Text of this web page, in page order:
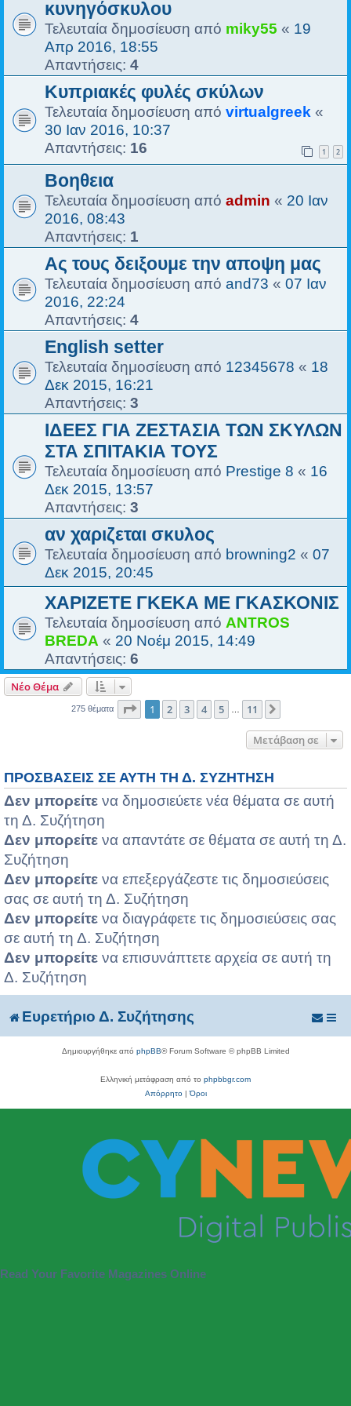
κυνηγόσκυλου
Τελευταία δημοσίευση από miky55 « 19
Απρ 2016, 18:55
Απαντήσεις: 4
Κυπριακές φυλές σκύλων
Τελευταία δημοσίευση από virtualgreek «
30 Ιαν 2016, 10:37
Απαντήσεις: 16 1 2
Βοηθεια
Τελευταία δημοσίευση από admin « 20 Ιαν
2016, 08:43
Απαντήσεις: 1
Ας τους δειξουμε την αποψη μας
Τελευταία δημοσίευση από and73 « 07 Ιαν
2016, 22:24
Απαντήσεις: 4
English setter
Τελευταία δημοσίευση από 12345678 « 18
Δεκ 2015, 16:21
Απαντήσεις: 3
ΙΔΕΕΣ ΓΙΑ ΖΕΣΤΑΣΙΑ ΤΩΝ ΣΚΥΛΩΝ
ΣΤΑ ΣΠΙΤΑΚΙΑ ΤΟΥΣ
Τελευταία δημοσίευση από Prestige 8 « 16
Δεκ 2015, 13:57
Απαντήσεις: 3
αν χαριζεται σκυλος
Τελευταία δημοσίευση από browning2 « 07
Δεκ 2015, 20:45
ΧΑΡΙΖΕΤΕ ΓΚΕΚΑ ΜΕ ΓΚΑΣΚΟΝΙΣ
Τελευταία δημοσίευση από ANTROS
BREDA « 20 Νοέμ 2015, 14:49
Απαντήσεις: 6
Νέο Θέμα
275 θέματα Σελίδα από11
1 2 3 4 5 11
Μετάβαση σε
ΠΡΟΣΒΆΣΕΙΣ ΣΕ ΑΥΤΉ ΤΗ Δ. ΣΥΖΉΤΗΣΗ
Δεν μπορείτε να δημοσιεύετε νέα θέματα σε αυτή
τη Δ. Συζήτηση
Δεν μπορείτε να απαντάτε σε θέματα σε αυτή τη Δ.
Συζήτηση
Δεν μπορείτε να επεξεργάζεστε τις δημοσιεύσεις
σας σε αυτή τη Δ. Συζήτηση
Δεν μπορείτε να διαγράφετε τις δημοσιεύσεις σας
σε αυτή τη Δ. Συζήτηση
Δεν μπορείτε να επισυνάπτετε αρχεία σε αυτή τη
Δ. Συζήτηση
Ευρετήριο Δ. Συζήτησης
Δημιουργήθηκε από phpBB® Forum Software © phpBB Limited
Ελληνική μετάφραση από το phpbbgr.com
Απόρρητο|Όροι
Read Your Favorite Magazines Online